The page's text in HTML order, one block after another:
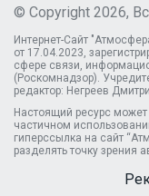
© Copyright 2026,
Интернет-Сайт
от 17.04.2023,
сфере связи,
(Роскомнадзор).
редактор: Негреев
Настоящий ресурс
частичном
гиперссылка на сайт
разделять точку зрения